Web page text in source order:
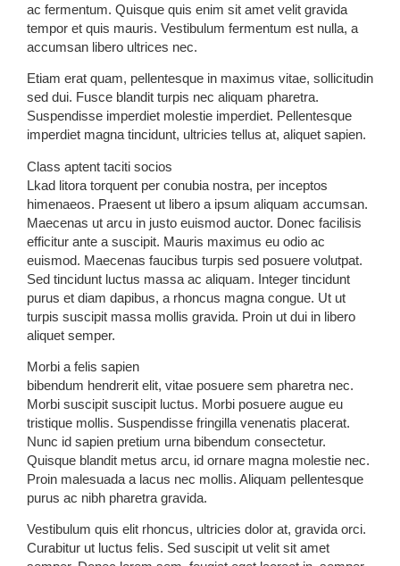
ac fermentum. Quisque quis enim sit amet velit gravida
tempor et quis mauris. Vestibulum fermentum est nulla, a
accumsan libero ultrices nec.
Etiam erat quam, pellentesque in maximus vitae, sollicitudin
sed dui. Fusce blandit turpis nec aliquam pharetra.
Suspendisse imperdiet molestie imperdiet. Pellentesque
imperdiet magna tincidunt, ultricies tellus at, aliquet sapien.
Class aptent taciti socios
Lkad litora torquent per conubia nostra, per inceptos
himenaeos. Praesent ut libero a ipsum aliquam accumsan.
Maecenas ut arcu in justo euismod auctor. Donec facilisis
efficitur ante a suscipit. Mauris maximus eu odio ac
euismod. Maecenas faucibus turpis sed posuere volutpat.
Sed tincidunt luctus massa ac aliquam. Integer tincidunt
purus et diam dapibus, a rhoncus magna congue. Ut ut
turpis suscipit massa mollis gravida. Proin ut dui in libero
aliquet semper.
Morbi a felis sapien
bibendum hendrerit elit, vitae posuere sem pharetra nec.
Morbi suscipit suscipit luctus. Morbi posuere augue eu
tristique mollis. Suspendisse fringilla venenatis placerat.
Nunc id sapien pretium urna bibendum consectetur.
Quisque blandit metus arcu, id ornare magna molestie nec.
Proin malesuada a lacus nec mollis. Aliquam pellentesque
purus ac nibh pharetra gravida.
Vestibulum quis elit rhoncus, ultricies dolor at, gravida orci.
Curabitur ut luctus felis. Sed suscipit ut velit sit amet